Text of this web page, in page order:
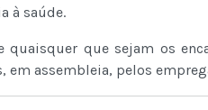
à saúde.
quaisquer que sejam os
em assembleia, pelos